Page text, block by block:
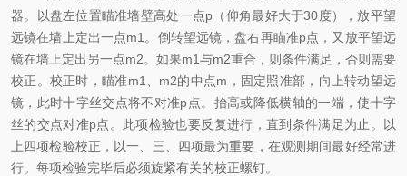
器。以盘左位置瞄准墙壁高处一点p（仰角最好大于30度），放平望
远镜在墙上定出一点m1。倒转望远镜，盘右再瞄准p点，又放平望远
镜在墙上定出另一点m2。如果m1与m2重合，则条件满足，否则需要
校正。校正时，瞄准m1、m2的中点m，固定照准部，向上转动望远
镜，此时十字丝交点将不对准p点。抬高或降低横轴的一端，使十字
丝的交点对准p点。此项检验也要反复进行，直到条件满足为止。以
上四项检验校正，以一、三、四项最为重要，在观测期间最好经常进
行。每项检验完毕后必须旋紧有关的校正螺钉。